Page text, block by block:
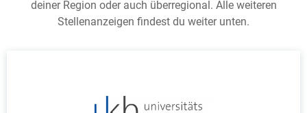
deiner Region oder auch überregional. Alle weiteren
Stellenanzeigen findest du weiter unten.